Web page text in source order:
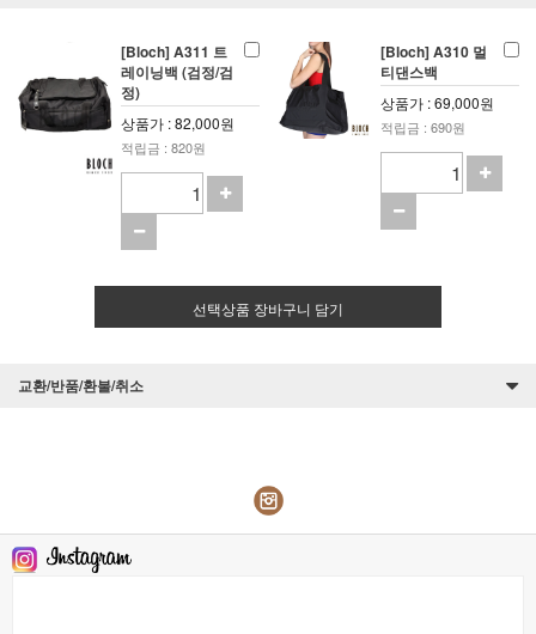
[Bloch] A311 트
레이닝백 (검정/검
정)
상품가 : 82,000원
적립금 : 820원
[Bloch] A310 멀
티댄스백
상품가 : 69,000원
적립금 : 690원
선택상품 장바구니 담기
교환/반품/환불/취소